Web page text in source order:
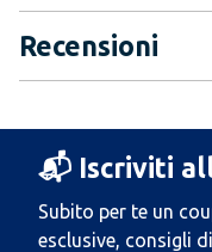
Recensioni
📬 Iscriviti
Subito per te un
esclusive, consigli